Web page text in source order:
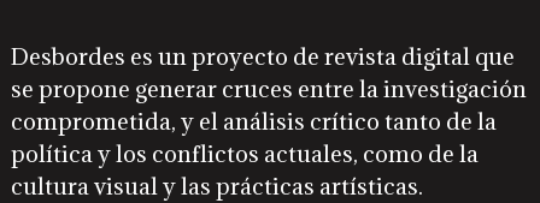
Desbordes es un proyecto de revista digital que
se propone generar cruces entre la investigación
comprometida, y el análisis crítico tanto de la
política y los conflictos actuales, como de la
cultura visual y las prácticas artísticas.